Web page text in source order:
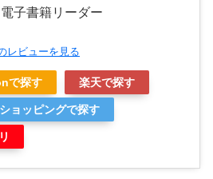
子書籍リーダー
レビューを見る
で探す 楽天で探す
ョッピングで探す